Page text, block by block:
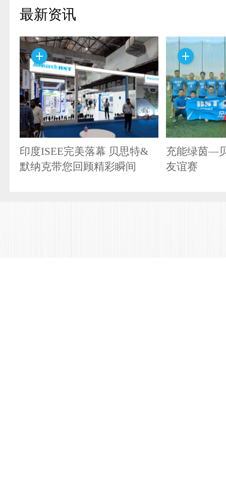
最新资讯
印度ISEE完美落幕 贝思特&
默纳克带您回顾精彩瞬间
充能绿茵—
友谊赛